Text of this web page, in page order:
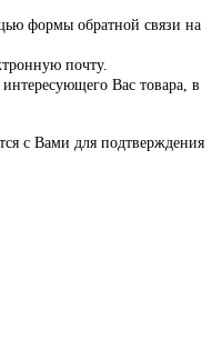
формы обратной связи на
почту.
Вас товара, в
с Вами для подтверждения